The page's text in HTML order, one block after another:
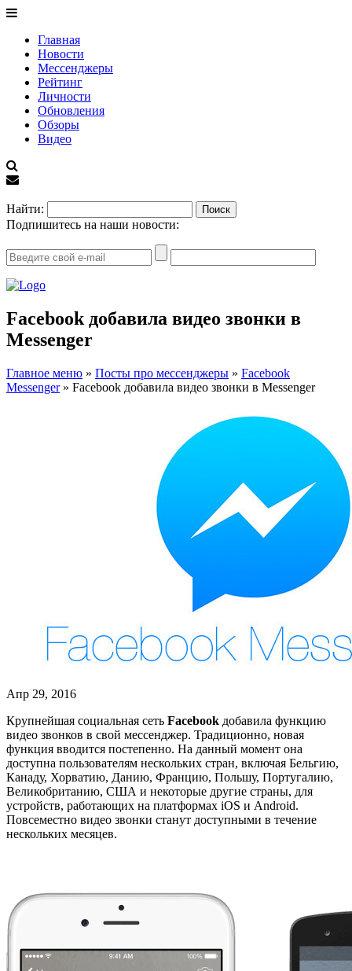
Главная
Новости
Мессенджеры
Рейтинг
Личности
Обновления
Обзоры
Видео
Найти:
Подпишитесь на наши новости:
Facebook добавила видео звонки в
Messenger
Главное меню » Посты про мессенджеры » Facebook
Messenger» Facebook добавила видео звонки в Messenger
Апр 29, 2016
Крупнейшая социальная сеть Facebook добавила функцию
видео звонков в свой мессенджер. Традиционно, новая
функция вводится постепенно. На данный момент она
доступна пользователям нескольких стран, включая Бельгию,
Канаду, Хорватию, Данию, Францию, Польшу, Португалию,
Великобританию, США и некоторые другие страны, для
устройств, работающих на платформах iOS и Android.
Повсеместно видео звонки станут доступными в течение
нескольких месяцев.